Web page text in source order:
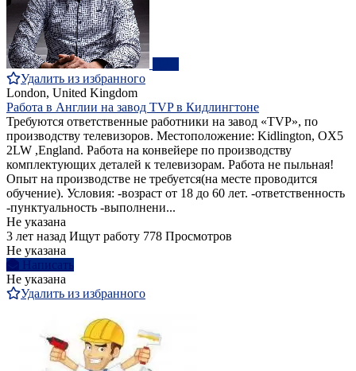
Удалить из избранного
London, United Kingdom
Работа в Англии на завод ТVP в Кидлингтоне
Требуются ответственные работники на завод «TVP», по
производству телевизоров. Местоположение: Kidlington, OX5
2LW ,England. Работа на конвейере по производству
комплектующих деталей к телевизорам. Работа не пыльная!
Опыт на производстве не требуется(на месте проводится
обучение). Условия: -возраст от 18 до 60 лет. -ответственность
-пунктуальность -выполнени...
Не указана
3 лет назад Ищут работу 778 Просмотров
Не указана
Написать
Не указана
Удалить из избранного